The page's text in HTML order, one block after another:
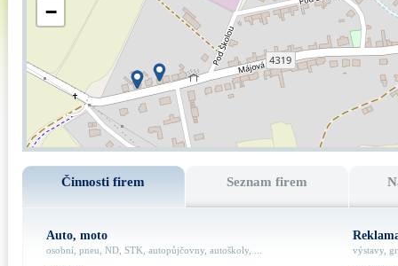
−
Činnosti firem Seznam firem
Auto, moto
osobní, pneu, ND, STK, autopůjčovny, autoškoly, ... výstavy,